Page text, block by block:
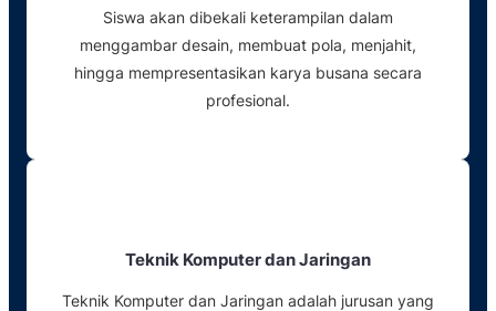
Siswa akan dibekali keterampilan dalam
menggambar desain, membuat pola, menjahit,
hingga mempresentasikan karya busana secara
profesional.
Teknik Komputer dan Jaringan
Teknik Komputer dan Jaringan adalah jurusan yang